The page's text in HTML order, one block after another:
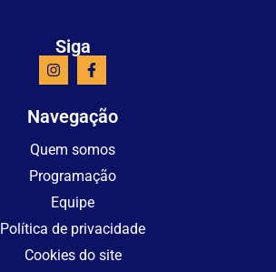
Siga
Navegação
Quem somos
Programação
Equipe
Política de privacidade
Cookies do site